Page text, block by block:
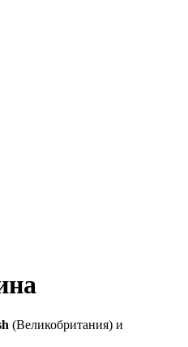
(Великобритания) и